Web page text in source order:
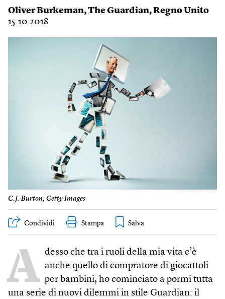
Oliver Burkeman,The Guardian,Regno Unito
15.10.2018
C.J. Burton, Getty Images
Condividi Stampa
A desso che tra i ruoli della mia vita c’è
anche quello di compratore di giocattoli
per bambini, ho cominciato a pormi tutta
una serie di nuovi dilemmi in stile Guardian: il